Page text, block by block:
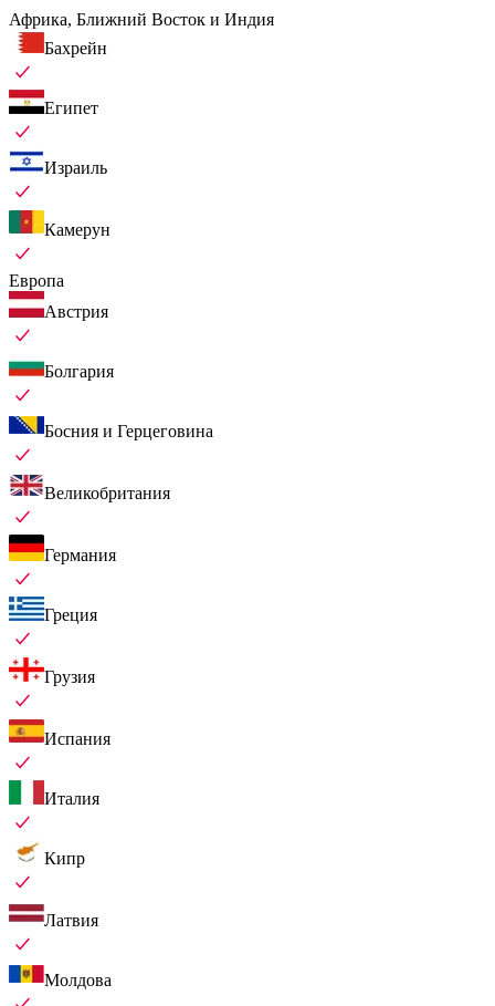
Африка, Ближний Восток и Индия
Бахрейн
Египет
Израиль
Камерун
Европа
Австрия
Болгария
Босния и Герцеговина
Великобритания
Германия
Греция
Грузия
Испания
Италия
Кипр
Латвия
Молдова